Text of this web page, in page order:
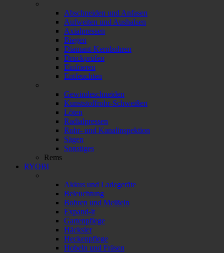
Abschneiden und Anfasen
Aufweiten und Aushalsen
Axialpressen
Biegen
Diamant-Kernbohren
Druckprüfen
Einfrieren
Entfeuchten
Gewindeschneiden
Kunststoffrohr-Schweißen
Löten
Radialpressen
Rohr- und Kanalinspektion
Sägen
Sonstiges
Rems
RYOBI
Akkus und Ladegeräte
Beleuchtung
Bohren und Meißeln
Expand-it
Gartenpflege
Häcksler
Heckenpflege
Hobeln und Fräsen